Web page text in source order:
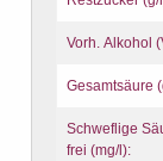
Vorh. Alkohol
Gesamtsäure
Schweflige
frei (mg/l):